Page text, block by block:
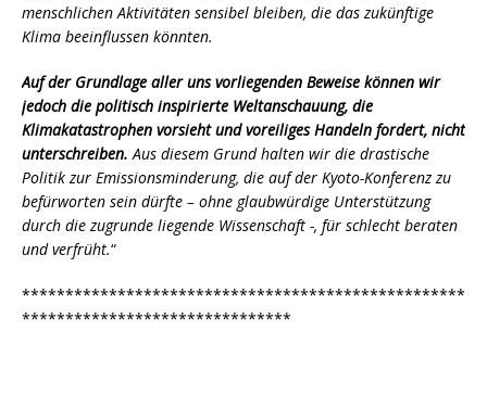
menschlichen Aktivitäten sensibel bleiben, die das zukünftige
Klima beeinflussen könnten.
Auf der Grundlage aller uns vorliegenden Beweise können wir
jedoch die politisch inspirierte Weltanschauung, die
Klimakatastrophen vorsieht und voreiliges Handeln fordert, nicht
unterschreiben. Aus diesem Grund halten wir die drastische
Politik zur Emissionsminderung, die auf der Kyoto-Konferenz zu
befürworten sein dürfte – ohne glaubwürdige Unterstützung
durch die zugrunde liegende Wissenschaft -, für schlecht beraten
und verfrüht.“
***************************************************
*******************************